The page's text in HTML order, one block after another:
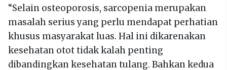
“Selain osteoporosis, sarcopenia merupakan
masalah serius yang perlu mendapat perhatian
khusus masyarakat luas. Hal ini dikarenakan
kesehatan otot tidak kalah penting
dibandingkan kesehatan tulang. Bahkan kedua